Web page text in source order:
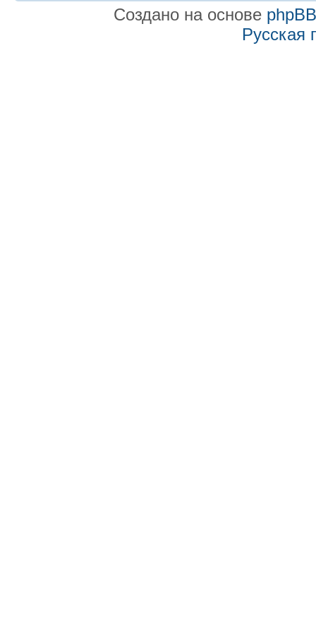
Создано на основе phpBB
Русская